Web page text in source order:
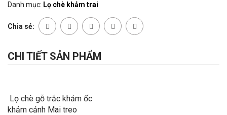
Danh mục: Lọ chè khảm trai
Chia sẻ:
CHI TIẾT SẢN PHẨM
Lọ chè gỗ trắc khảm ốc
khảm cảnh Mai treo